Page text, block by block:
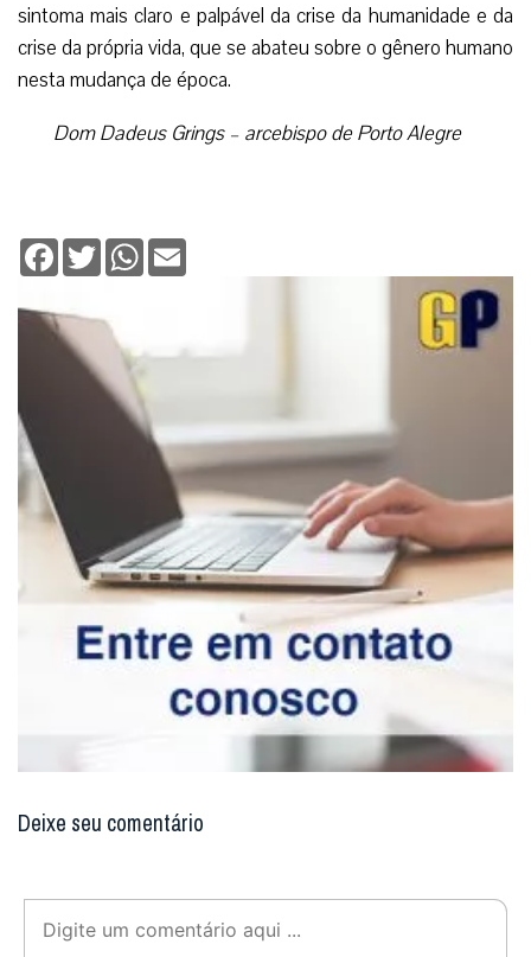
sintoma mais claro e palpável da crise da humanidade e da
crise da própria vida, que se abateu sobre o gênero humano
nesta mudança de época.
Dom Dadeus Grings – arcebispo de Porto Alegre
Facebook
TwitterWhatsApp
Deixe seu comentário